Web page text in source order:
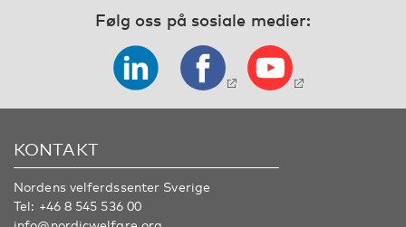
Følg oss på sosiale medier:
KONTAKT
Nordens velferdssenter Sverige
Tel: +46 8 545 536 00